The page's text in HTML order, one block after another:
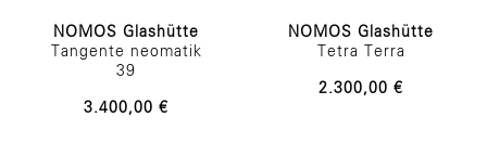
NOMOS Glashütte
Tangente neomatik
39
3.400,00 €
NOMOS Glashütte
Tetra Terra
2.300,00 €